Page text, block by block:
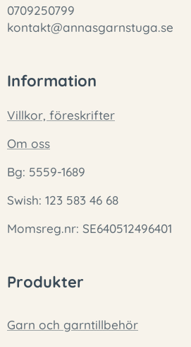
0709250799
kontakt@annasgarnstuga.se
Information
Villkor, föreskrifter
Om oss
Bg: 5559-1689
Swish: 123 583 46 68
Momsreg.nr: SE640512496401
Produkter
Garn och garntillbehör